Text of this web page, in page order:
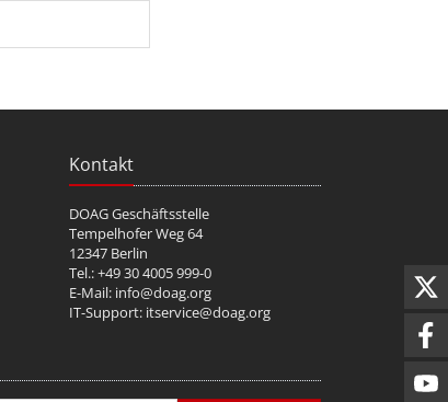
Kontakt
DOAG Geschäftsstelle
Tempelhofer Weg 64
12347 Berlin
Tel.: +49 30 4005 999-0
E-Mail: info@doag.org
IT-Support: itservice@doag.org